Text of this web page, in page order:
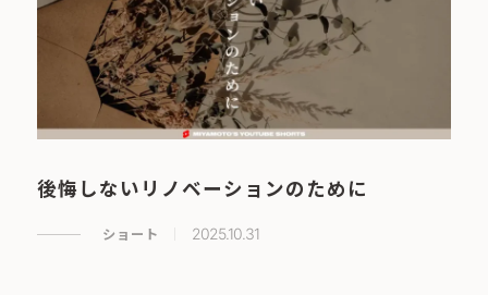
後悔しないリノベーションのために
ショート 2025.10.31